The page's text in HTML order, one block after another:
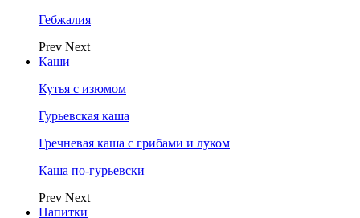
Гебжалия
Prev Next
Каши
Кутья с изюмом
Гурьевская каша
Гречневая каша с грибами и луком
Каша по-гурьевски
Prev Next
Напитки